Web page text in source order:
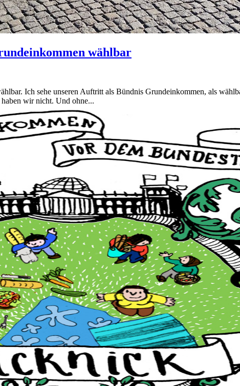
wählbar
Ich sehe unseren Auftritt als Bündnis Grundeinkommen, als
wir nicht. Und ohne...